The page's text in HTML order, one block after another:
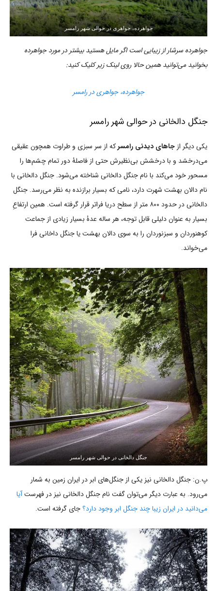
جواهرده، جواهری در حوالی شهر رامسر
جواهرده سرشار از زیبایی است اگر مایل هستید بیشتر در مورد جواهرده
بخوانید می‌توانید همین حالا روی لینک زیر کلیک کنید:
جواهرده، جواهری در رامسر
جنگل دالخانی در حوالی شهر رامسر
یکی دیگر از جاهای دیدنی رامسرکه از سر سبزی و طراوت همچون عقیقی
می‌درخشد و با درخشش بی‌نظیرش حتی از فاصلۀ دور تمام چشم‌ها را
مسحور خود می‌کند با نام جنگل دالخانی شناخته می‌شود. جنگل دالخانی با
نام دالان بهشت شهرت دارد، نامی که بسیار برازنده به نظر می‌رسد. جنگل
دالخانی در حدود ۸۰۰ متر از سطح دریا فراتر قرار گرفته است. همین ارتفاعِ
بسیار به عنوان دلیلی قابل توجه، هر ساله عدۀ بسیار زیادی از جماعت
کوهنوردان و سبزنوردان را به سوی دالان بهشت یا جنگل داخانی فرا
می‌خواند.
جنگل دالخانی در حوالی شهر رامسر
پ.ن: جنگل دالخانی نیز یکی از جنگل‌های ابر در ایران زمین به شمار
می‌رود. به عبارت دیگر می‌توان گفت نام جنگل دالخانی نیز در فهرستآیا
می‌دانید در ایران زیبا چند جنگل ابر وجود دارد؟جای گرفته است.